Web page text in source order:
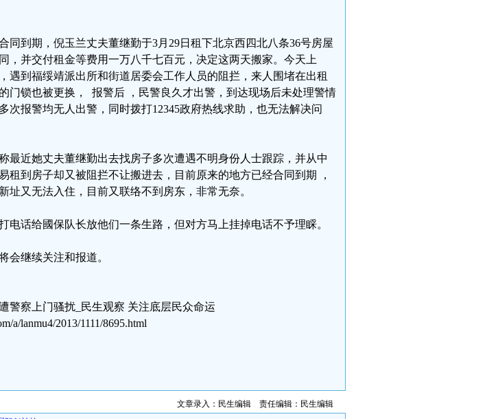
同到期，倪玉兰丈夫董继勤于3月29日租下北京西四北八条36号房屋
，并交付租金等费用一万八千七百元，决定这两天搬家。今天上
遇到福绥靖派出所和街道居委会工作人员的阻拦，来人围堵在出租
门锁也被更换， 报警后 ，民警良久才出警，到达现场后未处理警情
次报警均无人出警，同时拨打12345政府热线求助，也无法解决问
最近她丈夫董继勤出去找房子多次遭遇不明身份人士跟踪，并从中
租到房子却又被阻拦不让搬进去，目前原来的地方已经合同到期 ，
址又无法入住，目前又联络不到房东，非常无奈。
电话给國保队长放他们一条生路，但对方马上挂掉电话不予理睬。
会继续关注和报道。
警察上门骚扰_民生观察 关注底层民众命运
a/lanmu4/2013/1111/8695.html
文章录入：民生编辑 责任编辑：民生编辑